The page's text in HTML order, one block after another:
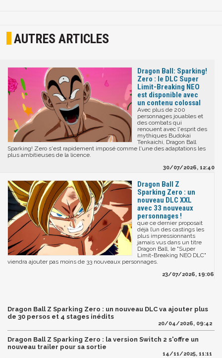
AUTRES ARTICLES
Dragon Ball: Sparking!
Zero : le DLC Super
Limit-Breaking NEO
est disponible avec
un contenu colossal
Avec plus de 200
personnages jouables et
des combats qui
renouent avec l'esprit des
mythiques Budokai
Tenkaichi, Dragon Ball
Sparking! Zero s'est rapidement imposé comme l'une des adaptations les
plus ambitieuses de la licence.
30/07/2026, 12:40
Dragon Ball Z
Sparking Zero : un
nouveau DLC XXL
avec 33 nouveaux
personnages !
que ce dernier proposait
déjà l’un des castings les
plus impressionnants
jamais vus dans un titre
Dragon Ball, le "Super
Limit-Breaking NEO DLC"
viendra ajouter pas moins de 33 nouveaux personnages.
23/07/2026, 19:06
Dragon Ball Z Sparking Zero : un nouveau DLC va ajouter plus
de 30 persos et 4 stages inédits
20/04/2026, 09:42
Dragon Ball Z Sparking Zero : la version Switch 2 s'offre un
nouveau trailer pour sa sortie
14/11/2025, 11:11